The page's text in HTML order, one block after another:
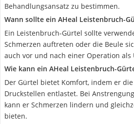
Behandlungsansatz zu bestimmen.
Wann sollte ein AHeal Leistenbruch-
Ein Leistenbruch-Gürtel sollte
Schmerzen auftreten oder die Beule
auch vor und nach einer Operation
Wie kann ein AHeal Leistenbruch-
Der Gürtel bietet Komfort, indem er
Druckstellen entlastet. Bei
kann er Schmerzen lindern und
bieten.